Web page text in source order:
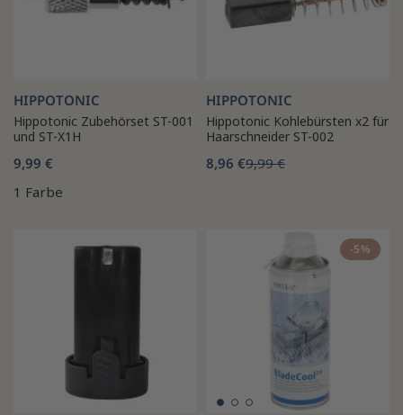
HIPPOTONIC
Hippotonic Zubehörset ST-001
und ST-X1H
9,99 €
1 Farbe
HIPPOTONIC
Hippotonic Kohlebürsten x2 für
Haarschneider ST-002
8,96 €9,99 €
-5%